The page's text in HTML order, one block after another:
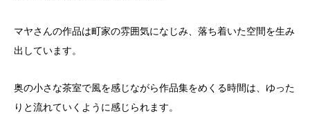
マヤさんの作品は町家の雰囲気になじみ、落ち着いた空間を生み
出しています。
奥の小さな茶室で風を感じながら作品集をめくる時間は、ゆった
りと流れていくように感じられます。